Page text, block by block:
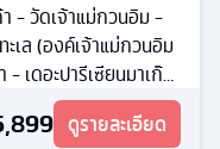
- วัดเจ้าแม่กวนอิม -
เล (องค์เจ้าแม่กวนอิม
- เดอะปารีเซียนมาเก๊า
ดูรายละเอียด